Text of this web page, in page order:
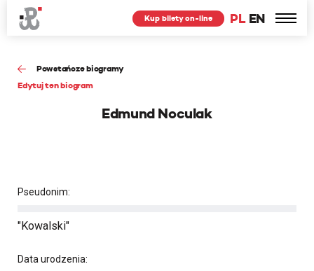
PL EN
Kup bilety on-line
Powstańcze biogramy
Edytuj ten biogram
Edmund Noculak
Pseudonim:
"Kowalski"
Data urodzenia: